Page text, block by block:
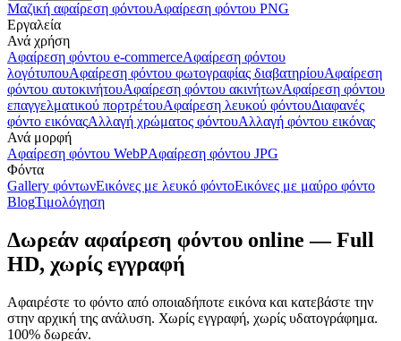
Μαζική αφαίρεση φόντουΑφαίρεση φόντου PNG
Εργαλεία
Ανά χρήση
Αφαίρεση φόντου e-commerceΑφαίρεση φόντου
λογότυπουΑφαίρεση φόντου φωτογραφίας διαβατηρίουΑφαίρεση
φόντου αυτοκινήτουΑφαίρεση φόντου ακινήτωνΑφαίρεση φόντου
επαγγελματικού πορτρέτουΑφαίρεση λευκού φόντουΔιαφανές
φόντο εικόναςΑλλαγή χρώματος φόντουΑλλαγή φόντου εικόνας
Ανά μορφή
Αφαίρεση φόντου WebPΑφαίρεση φόντου JPG
Φόντα
Gallery φόντωνΕικόνες με λευκό φόντοΕικόνες με μαύρο φόντο
BlogΤιμολόγηση
Δωρεάν αφαίρεση φόντου online — Full
HD, χωρίς εγγραφή
Αφαιρέστε το φόντο από οποιαδήποτε εικόνα και κατεβάστε την
στην αρχική της ανάλυση. Χωρίς εγγραφή, χωρίς υδατογράφημα.
100% δωρεάν.